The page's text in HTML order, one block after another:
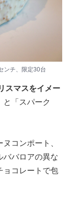
ンチ、限定30台
スマスをイメー
と「スパーク
コンポート、
ババロアの異な
ョコレートで包